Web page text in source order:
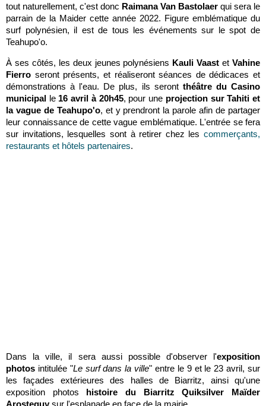
tout naturellement, c'est donc Raimana Van Bastolaer qui sera le
parrain de la Maider cette année 2022. Figure emblématique du
surf polynésien, il est de tous les événements sur le spot de
Teahupo'o.
À ses côtés, les deux jeunes polynésiens Kauli VaastetVahine
Fierro seront présents, et réaliseront séances de dédicaces et
démonstrations à l'eau. De plus, ils serontthéâtre du Casino
municipal le 16 avril à 20h45, pour une projection sur Tahiti et
la vague de Teahupo'o, et y prendront la parole afin de partager
leur connaissance de cette vague emblématique. L'entrée se fera
sur invitations, lesquelles sont à retirer chez les commerçants,
restaurants et hôtels partenaires.
Dans la ville, il sera aussi possible d'observer l'exposition
photos intitulée "Le surf dans la ville" entre le 9 et le 23 avril, sur
les façades extérieures des halles de Biarritz, ainsi qu'une
exposition photos histoire du Biarritz Quiksilver Maïder
Arosteguysur l'esplanade en face de la mairie.